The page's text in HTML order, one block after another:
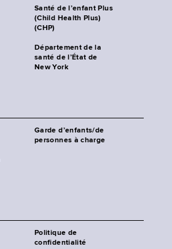
Santé de l’enfant Plus
(Child Health Plus)
(CHP)
Département de la
santé de l’État de
New York
Garde d’enfants/de
personnes à charge
Politique de
confidentialité